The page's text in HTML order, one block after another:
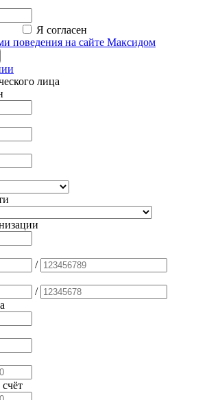
Я согласен
поведения на сайте Максидом
лица
/
/